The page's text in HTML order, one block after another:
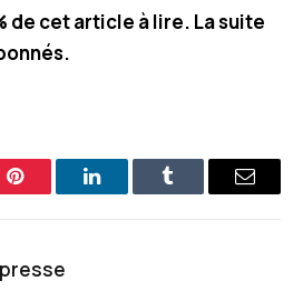
de cet article à lire. La suite
Pinterest LinkedInTumblr
E-